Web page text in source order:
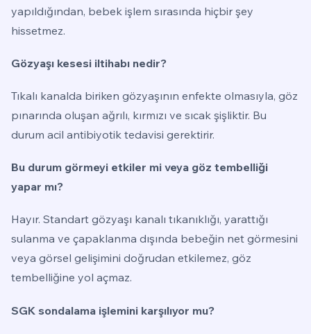
yapıldığından, bebek işlem sırasında hiçbir şey
hissetmez.
Gözyaşı kesesi iltihabı nedir?
Tıkalı kanalda biriken gözyaşının enfekte olmasıyla, göz
pınarında oluşan ağrılı, kırmızı ve sıcak şişliktir. Bu
durum acil antibiyotik tedavisi gerektirir.
Bu durum görmeyi etkiler mi veya göz tembelliği
yapar mı?
Hayır. Standart gözyaşı kanalı tıkanıklığı, yarattığı
sulanma ve çapaklanma dışında bebeğin net görmesini
veya görsel gelişimini doğrudan etkilemez, göz
tembelliğine yol açmaz.
SGK sondalama işlemini karşılıyor mu?